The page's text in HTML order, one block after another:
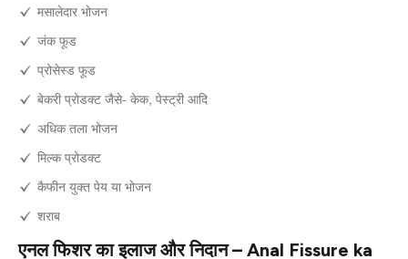
मसालेदार भोजन
जंक फूड
प्रोसेस्ड फूड
बेकरी प्रोडक्ट जैसे- केक, पेस्ट्री आदि
अधिक तला भोजन
मिल्क प्रोडक्ट
कैफीन युक्त पेय या भोजन
शराब
एनल फिशर का इलाज और निदान – Anal Fissure ka